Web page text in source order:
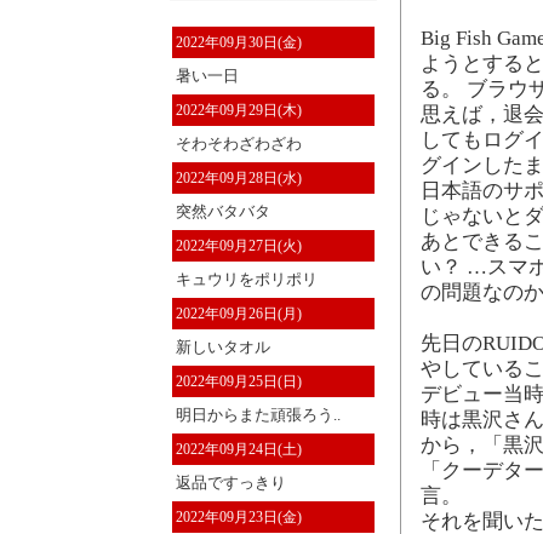
2022年09月30日(金)
暑い一日
2022年09月29日(木)
そわそわざわざわ
2022年09月28日(水)
突然バタバタ
2022年09月27日(火)
キュウリをポリポリ
2022年09月26日(月)
新しいタオル
2022年09月25日(日)
明日からまた頑張ろう..
2022年09月24日(土)
返品ですっきり
2022年09月23日(金)
Big Fish
ようとする
る。 ブラウ
思えば，退
してもログ
グインした
日本語のサ
じゃないと
あとできる
い？ …スマ
の問題なの
先日の
やしている
デビュー当
時は黒沢さ
から，「黒
「クーデタ
言。
それを聞い